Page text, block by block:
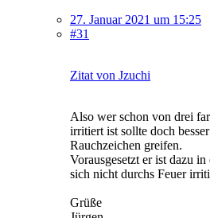
27. Januar 2021 um 15:25
#31
Zitat von Jzuchi
Also wer schon von drei
irritiert ist sollte doch
Rauchzeichen greifen.
Vorausgesetzt er ist dazu
sich nicht durchs Feuer
Grüße